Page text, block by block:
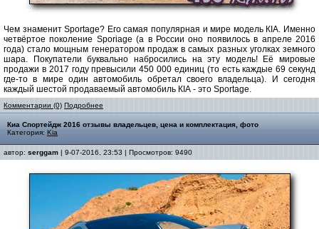
Чем знаменит Sportage? Его самая популярная и мире модель КІА. Именно
четвёртое поколение Sporiage (а в России оно появилось в апреле 2016
года) стало мощным генератором продаж в самых разных уголках земного
шара. Покупатели буквально набросились на эту модель! Её мировые
продажи в 2017 году превысили 450 000 единиц (то есть каждые 69 секунд
где-то в мире один автомобиль обретал своего владельца). И сегодня
каждый шестой продаваемый автомобиль КІА - это Sportage.
Комментарии (0) Подробнее
Киа Спортейдж 2016 отзывы владельцев, цена и комплектация, фото
Категория: Kia
автор: serggam | 9-07-2016, 23:53 | Просмотров: 9490